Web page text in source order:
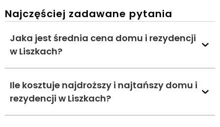
Najczęściej zadawane pytania
Jaka jest średnia cena domu i rezydencji
w Liszkach?
Ile kosztuje najdroższy i najtańszy domu i
rezydencji w Liszkach?